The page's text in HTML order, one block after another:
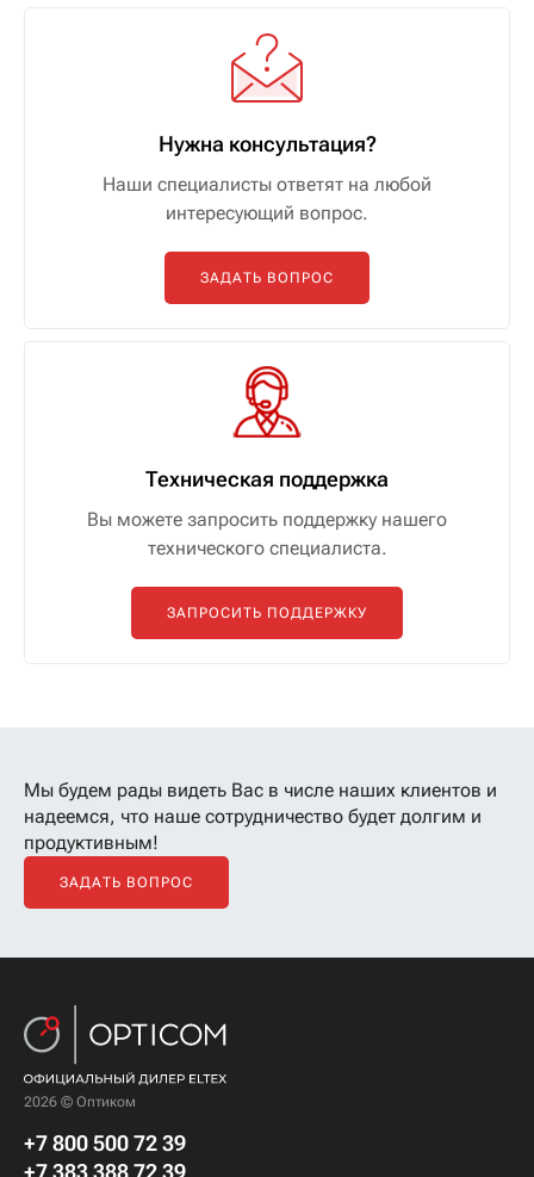
Нужна консультация?
Наши специалисты ответят на любой
интересующий вопрос.
ЗАДАТЬ ВОПРОС
Техническая поддержка
Вы можете запросить поддержку нашего
технического специалиста.
ЗАПРОСИТЬ ПОДДЕРЖКУ
Мы будем рады видеть Вас в числе наших клиентов и
надеемся, что наше сотрудничество будет долгим и
продуктивным!
ЗАДАТЬ ВОПРОС
2026 © Оптиком
+7 800 500 72 39
+7 383 388 72 39